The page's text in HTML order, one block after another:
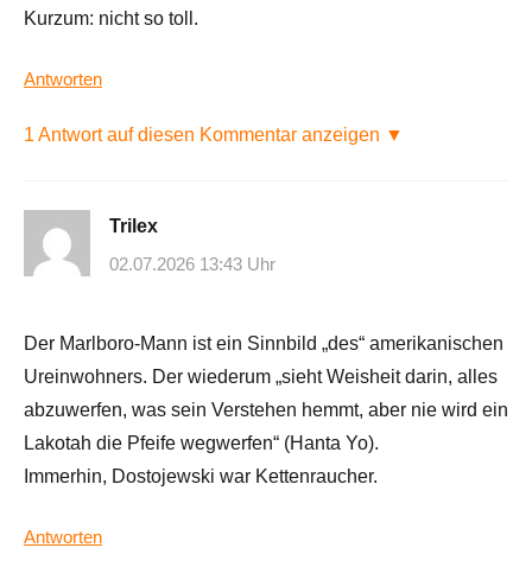
Kurzum: nicht so toll.
Antworten
1 Antwort auf diesen Kommentar anzeigen ▼
Trilex
02.07.2026 13:43 Uhr
Der Marlboro-Mann ist ein Sinnbild „des“ amerikanischen
Ureinwohners. Der wiederum „sieht Weisheit darin, alles
abzuwerfen, was sein Verstehen hemmt, aber nie wird ein
Lakotah die Pfeife wegwerfen“ (Hanta Yo).
Immerhin, Dostojewski war Kettenraucher.
Antworten